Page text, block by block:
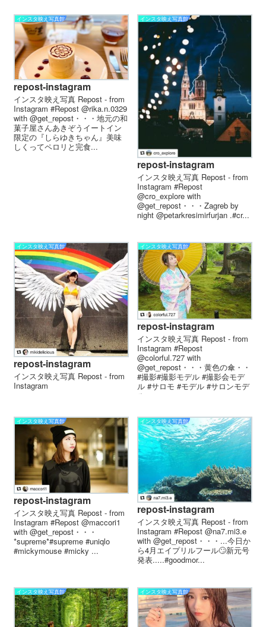
インスタ映え写真館
repost-instagram
インスタ映え写真 Repost - from
Instagram #Repost @rika.n.0329
with @get_repost・・・地元の和
菓子屋さんあきぞうイートイン
限定の『しらゆきちゃん』美味
しくってペロリと完食...
インスタ映え写真館
repost-instagram
インスタ映え写真 Repost - from
Instagram #Repost
@cro_explore with
@get_repost・・・Zagreb by
night @petarkresimirfurjan .#cr...
インスタ映え写真館
repost-instagram
インスタ映え写真 Repost - from
Instagram
インスタ映え写真館
repost-instagram
インスタ映え写真 Repost - from
Instagram #Repost
@colorful.727 with
@get_repost・・・黄色の傘・・
#撮影#撮影モデル #撮影会モデ
ル #サロモ #モデル #サロンモデ
ル...
インスタ映え写真館
repost-instagram
インスタ映え写真 Repost - from
Instagram #Repost @maccori1
with @get_repost・・・
*supreme*#supreme #uniqlo
#mickymouse #micky ...
インスタ映え写真館
repost-instagram
インスタ映え写真 Repost - from
Instagram #Repost @na7.mi3.e
with @get_repost・・・...今日か
ら4月エイプリルフール🙄新元号
発表.....#goodmor...
インスタ映え写真館 インスタ映え写真館